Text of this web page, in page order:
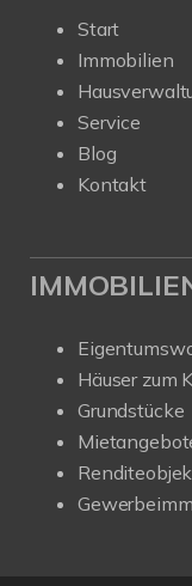
Start
Immobilien
Service
Blog
Kontakt
Häuser zum
Grundstücke